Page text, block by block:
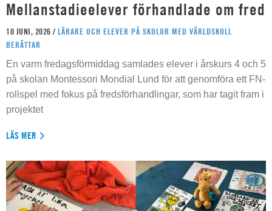
Mellanstadieelever förhandlade om fred
10 JUNI, 2026 / LÄRARE OCH ELEVER PÅ SKOLOR MED VÄRLDSKOLL
BERÄTTAR
En varm fredagsförmiddag samlades elever i årskurs 4 och 5
på skolan Montessori Mondial Lund för att genomföra ett FN-
rollspel med fokus på fredsförhandlingar, som har tagit fram i
projektet
LÄS MER